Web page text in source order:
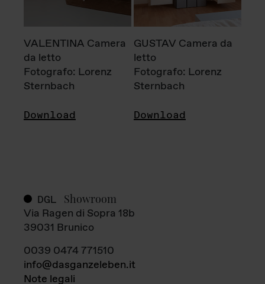
VALENTINA Camera
da letto
Fotografo: Lorenz
Sternbach
Download
GUSTAV Camera da
letto
Fotografo: Lorenz
Sternbach
Download
DGL Showroom
Via Ragen di Sopra 18b
39031 Brunico
0039 0474 771510
info@dasganzeleben.it
Note legali